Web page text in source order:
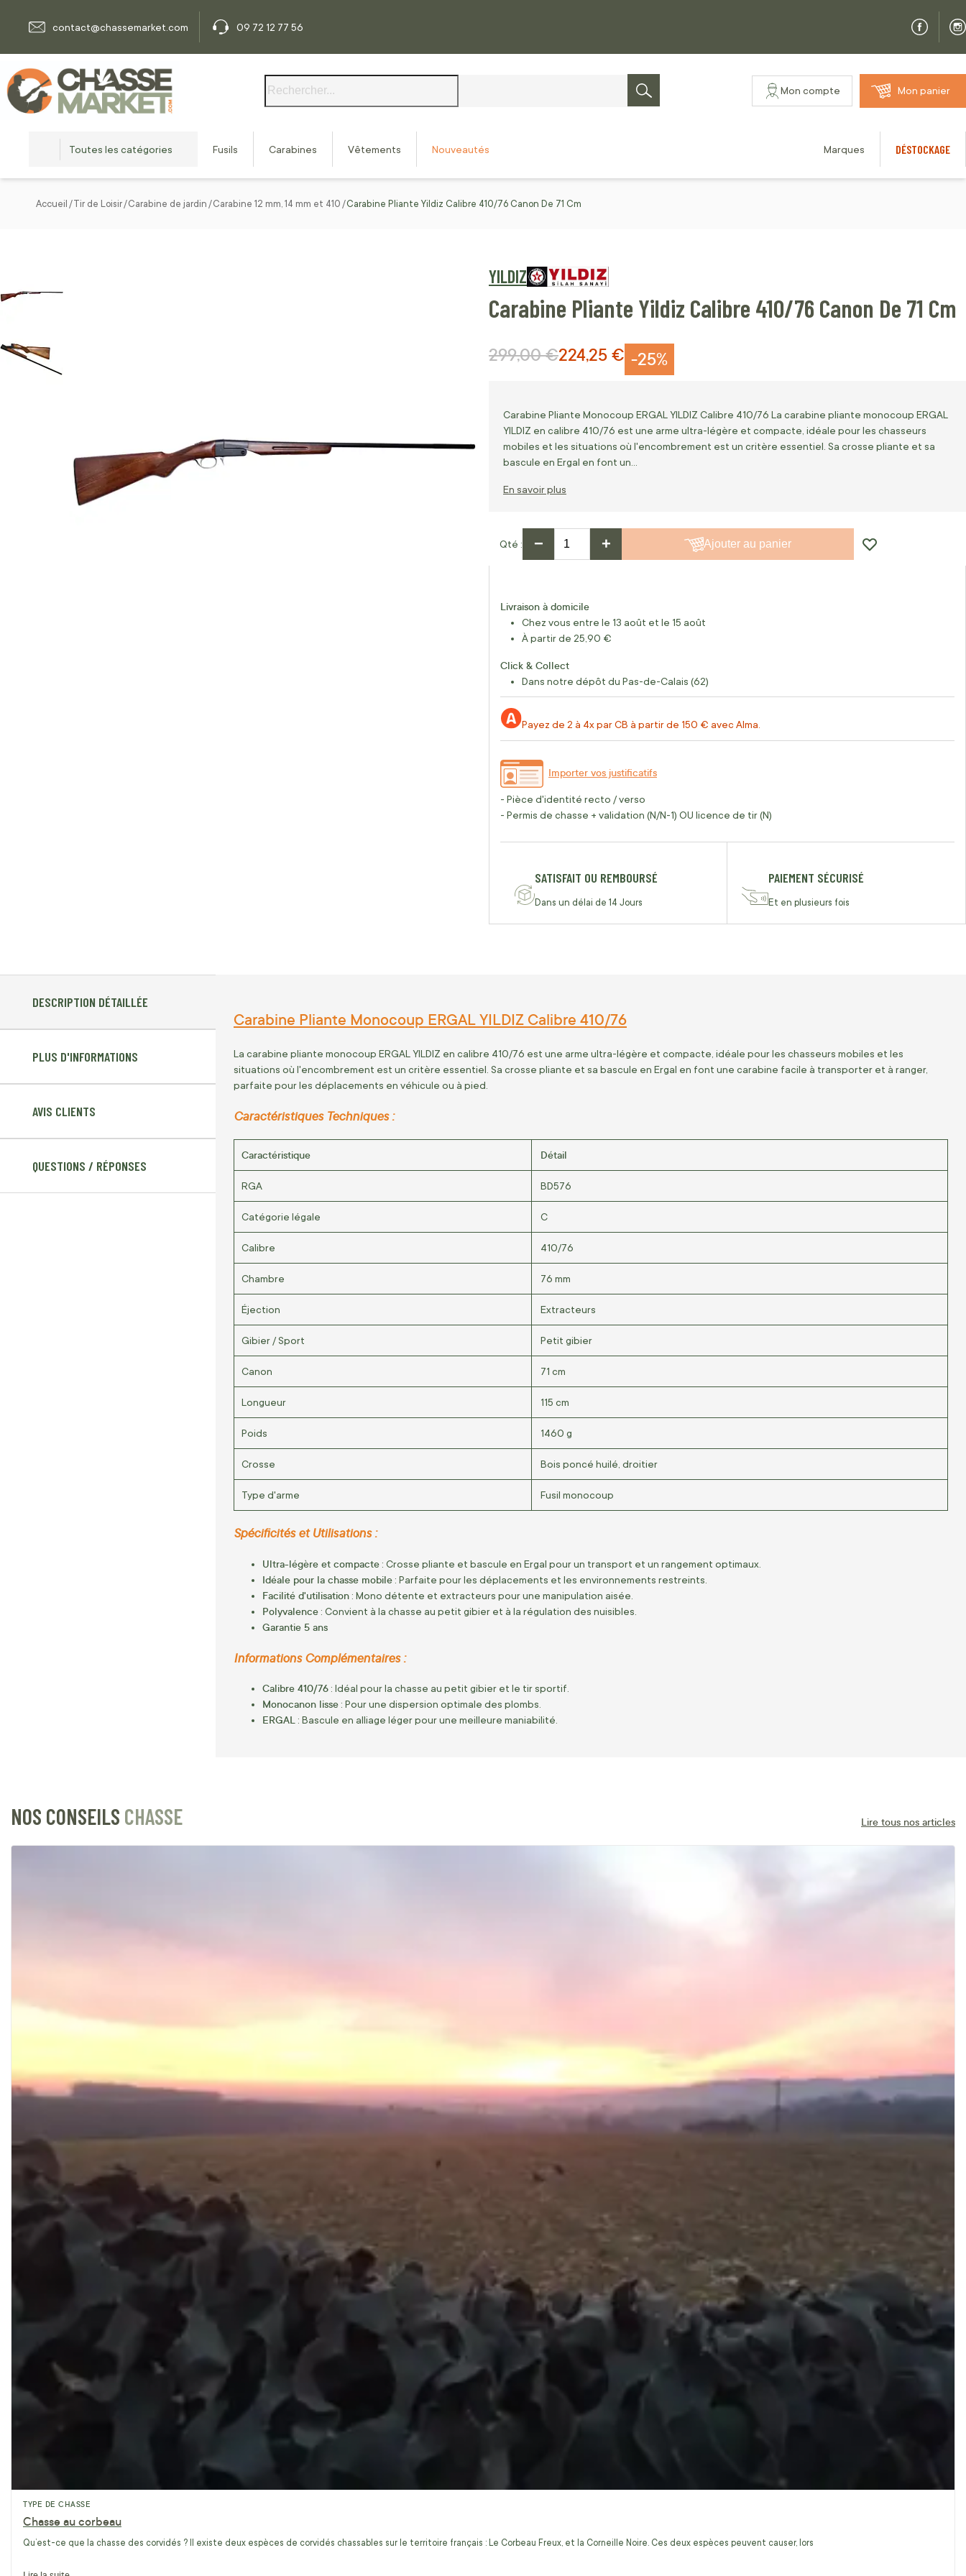
contact@chassemarket.com
09 72 12 77 56
Rechercher
Mon compte Mon panier
Toutes les catégories Fusils Carabines Vêtements Nouveautés Marques DÉSTOCKAGE
Accueil Tir de Loisir Carabine de jardin Carabine 12 mm, 14 mm et 410 Carabine Pliante Yildiz Calibre 410/76 Canon De 71 Cm
YILDIZ
Carabine Pliante Yildiz Calibre 410/76 Canon De 71 Cm
-25%
Prix Spécial
224,25 €
Prix normal
299,00 €
Carabine Pliante Monocoup ERGAL YILDIZ Calibre 410/76 La carabine pliante monocoup ERGAL
YILDIZ en calibre 410/76 est une arme ultra-légère et compacte, idéale pour les chasseurs
mobiles et les situations où l'encombrement est un critère essentiel. Sa crosse pliante et sa
bascule en Ergal en font un…
En savoir plus
Qté − + Ajouter au panier
Livraison à domicile
Chez vous entre le 13 août et le 15 août
À partir de 25,90 €
Click & Collect
Dans notre dépôt du Pas-de-Calais (62)
Payez de 2 à 4x par CB à partir de 150 € avec Alma.
Importer vos justificatifs
- Pièce d'identité recto / verso
- Permis de chasse + validation (N/N-1) OU licence de tir (N)
SATISFAIT OU REMBOURSÉ
Dans un délai de 14 Jours
PAIEMENT SÉCURISÉ
Et en plusieurs fois
DESCRIPTION DÉTAILLÉE
PLUS D'INFORMATIONS
AVIS CLIENTS
QUESTIONS / RÉPONSES
Carabine Pliante Monocoup ERGAL YILDIZ Calibre 410/76
La carabine pliante monocoup ERGAL YILDIZ en calibre 410/76 est une arme ultra-légère et compacte, idéale pour les chasseurs mobiles et les
situations où l'encombrement est un critère essentiel. Sa crosse pliante et sa bascule en Ergal en font une carabine facile à transporter et à ranger,
parfaite pour les déplacements en véhicule ou à pied.
Caractéristiques Techniques :
Caractéristique Détail
RGA BD576
Catégorie légale C
Calibre 410/76
Chambre 76 mm
Éjection Extracteurs
Gibier / Sport Petit gibier
Canon 71 cm
Longueur 115 cm
Poids 1460 g
Crosse Bois poncé huilé, droitier
Type d'arme Fusil monocoup
Spécificités et Utilisations :
Ultra-légère et compacte : Crosse pliante et bascule en Ergal pour un transport et un rangement optimaux.
Idéale pour la chasse mobile : Parfaite pour les déplacements et les environnements restreints.
Facilité d'utilisation : Mono détente et extracteurs pour une manipulation aisée.
Polyvalence : Convient à la chasse au petit gibier et à la régulation des nuisibles.
Garantie 5 ans
Informations Complémentaires :
Calibre 410/76 : Idéal pour la chasse au petit gibier et le tir sportif.
Monocanon lisse : Pour une dispersion optimale des plombs.
ERGAL : Bascule en alliage léger pour une meilleure maniabilité.
NOS CONSEILS CHASSE Lire tous nos articles
TYPE DE CHASSE
Chasse au corbeau
Qu’est-ce que la chasse des corvidés ? Il existe deux espèces de corvidés chassables sur le territoire français : Le Corbeau Freux, et la Corneille Noire. Ces deux espèces peuvent causer, lors